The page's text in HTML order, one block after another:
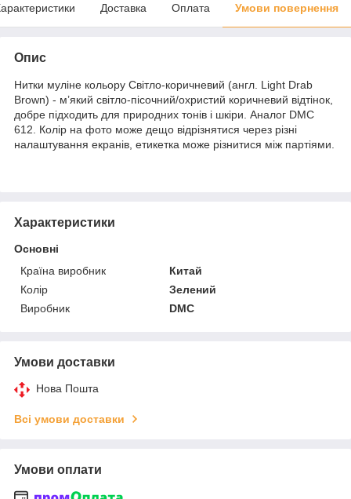
Доставка Оплата Умови повернення
Опис
Нитки муліне кольору Світло-коричневий (англ. Light Drab
Brown) - м’який світло-пісочний/охристий коричневий відтінок,
добре підходить для природних тонів і шкіри. Аналог DMC
612. Колір на фото може дещо відрізнятися через різні
налаштування екранів, етикетка може різнитися між партіями.
Характеристики
Основні
Країна виробник
Китай
Колір
Зелений
Виробник
DMC
Умови доставки
Нова Пошта
Всі умови доставки
Умови оплати